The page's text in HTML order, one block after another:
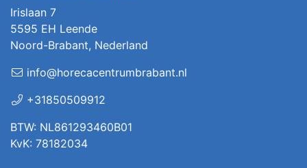
Irislaan 7
5595 EH Leende
Noord-Brabant, Nederland
info@horecacentrumbrabant.nl
+31850509912
BTW: NL861293460B01
KvK: 78182034